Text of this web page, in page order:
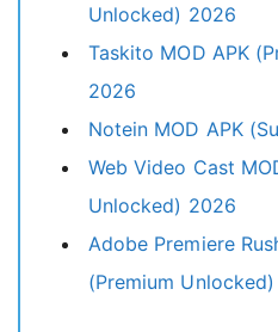
Unlocked) 2026
Taskito MOD APK
2026
Notein MOD APK
Web Video Cast
Unlocked) 2026
Adobe Premiere
(Premium Unlocked)